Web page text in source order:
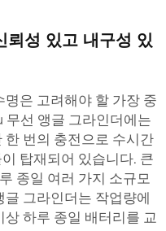
뢰성 있고 내구성 있
은 고려해야 할 가장 중
선 앵글 그라인더에는
한 번의 충전으로 수시간
탑재되어 있습니다. 큰
종일 여러 가지 소규모
그라인더는 작업량에
하루 종일 배터리를 교